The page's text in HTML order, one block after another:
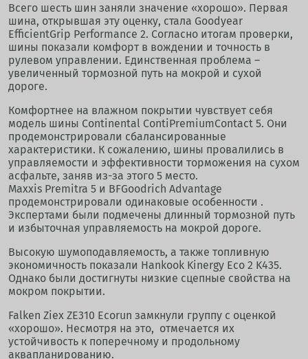
Всего шесть шин заняли значение «хорошо». Первая
шина, открывшая эту оценку, стала Goodyear
EfficientGrip Performance 2. Согласно итогам проверки,
шины показали комфорт в вождении и точность в
рулевом управлении. Единственная проблема –
увеличенный тормозной путь на мокрой и сухой
дороге.
Комфортнее на влажном покрытии чувствует себя
модель шины Continental ContiPremiumContact 5. Они
продемонстрировали сбалансированные
характеристики. К сожалению, шины провалились в
управляемости и эффективности торможения на сухом
асфальте, заняв из-за этого 5 место.
Maxxis Premitra 5 и BFGoodrich Advantage
продемонстрировали одинаковые особенности .
Экспертами были подмечены длинный тормозной путь
и избыточная управляемость на мокрой дороге.
Высокую шумоподавляемость, а также топливную
экономичность показали Hankook Kinergy Eco 2 K435.
Однако были достигнуты низкие сцепные свойства на
мокром покрытии.
Falken Ziex ZE310 Ecorun замкнули группу с оценкой
«хорошо». Несмотря на это, отмечается их
устойчивость к поперечному и продольному
аквапланированию.